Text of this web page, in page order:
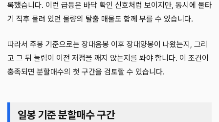
록했습니다. 이런 급등은 바닥 확인 신호처럼 보이지만, 동시에 물타
기 직후 물려 있던 물량의 탈출 매물도 함께 부를 수 있습니다.
따라서 주봉 기준으로는 장대음봉 이후 장대양봉이 나왔는지, 그리
고 그 뒤 눌림이 이전 저점을 깨지 않는지를 봐야 합니다. 이 조건이
충족되면 분할매수의 첫 구간을 검토할 수 있습니다.
일봉 기준 분할매수 구간